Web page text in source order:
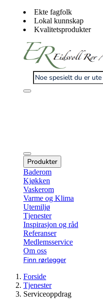
Ekte fagfolk
Lokal kunnskap
Kvalitetsprodukter
Produkter
Baderom
Kjøkken
Vaskerom
Varme og Klima
Utemiljø
Tjenester
Inspirasjon og råd
Referanser
Medlemsservice
Om oss
Finn rørlegger
Forside
Tjenester
Serviceoppdrag